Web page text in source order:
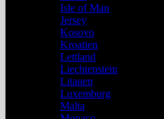
Isle of Man
Jersey
Kosovo
Kroatien
Lettland
Liechtenstein
Litauen
Luxemburg
Malta